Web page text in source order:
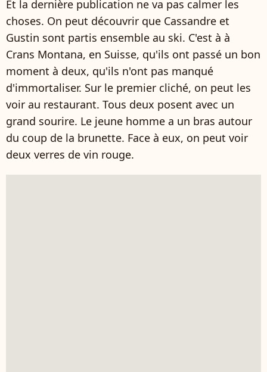
Et la dernière publication ne va pas calmer les
choses. On peut découvrir que Cassandre et
Gustin sont partis ensemble au ski. C'est à à
Crans Montana, en Suisse, qu'ils ont passé un bon
moment à deux, qu'ils n'ont pas manqué
d'immortaliser. Sur le premier cliché, on peut les
voir au restaurant. Tous deux posent avec un
grand sourire. Le jeune homme a un bras autour
du coup de la brunette. Face à eux, on peut voir
deux verres de vin rouge.